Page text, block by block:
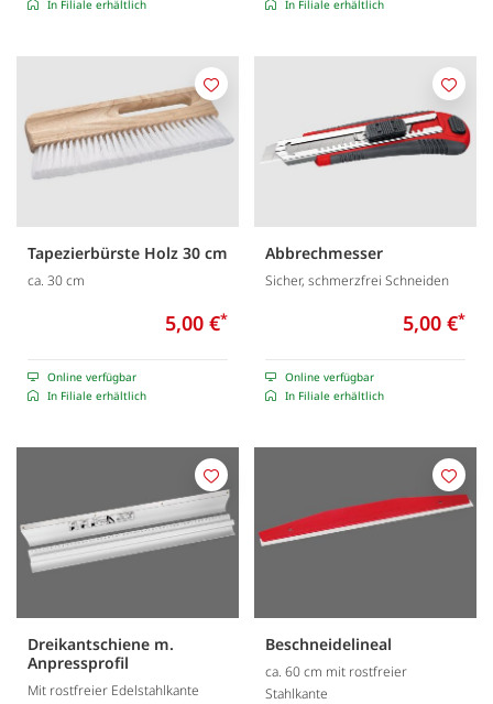
In Filiale erhältlich
In Filiale erhältlich
Tapezierbürste Holz 30 cm
ca. 30 cm
5,00 €*
Online verfügbar
In Filiale erhältlich
Merken
Abbrechmesser
Sicher, schmerzfrei Schneiden
5,00 €*
Online verfügbar
In Filiale erhältlich
Dreikantschiene m.
Anpressprofil
Mit rostfreier Edelstahlkante
Merken
Beschneidelineal
ca. 60 cm mit rostfreier
Stahlkante